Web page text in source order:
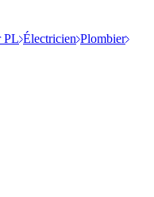
PL Électricien Plombier